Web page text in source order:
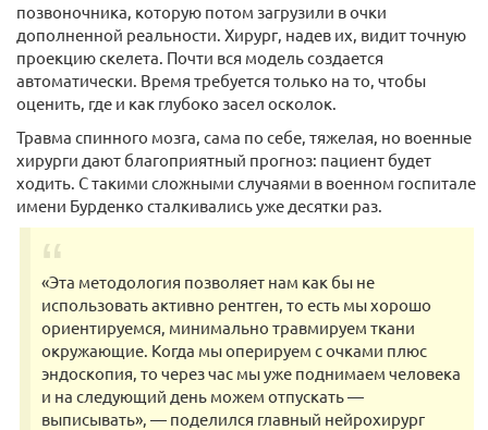
позвоночника, которую потом загрузили в очки
дополненной реальности. Хирург, надев их, видит точную
проекцию скелета. Почти вся модель создается
автоматически. Время требуется только на то, чтобы
оценить, где и как глубоко засел осколок.
Травма спинного мозга, сама по себе, тяжелая, но военные
хирурги дают благоприятный прогноз: пациент будет
ходить. С такими сложными случаями в военном госпитале
имени Бурденко сталкивались уже десятки раз.
«Эта методология позволяет нам как бы не
использовать активно рентген, то есть мы хорошо
ориентируемся, минимально травмируем ткани
окружающие. Когда мы оперируем с очками плюс
эндоскопия, то через час мы уже поднимаем человека
и на следующий день можем отпускать —
выписывать», — поделился главный нейрохирург